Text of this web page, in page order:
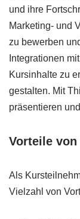
und ihre
Marketing- und
zu bewerben
Integrationen
Kursinhalte zu
gestalten. Mit
präsentieren
Vorteile
Als
Vielzahl von